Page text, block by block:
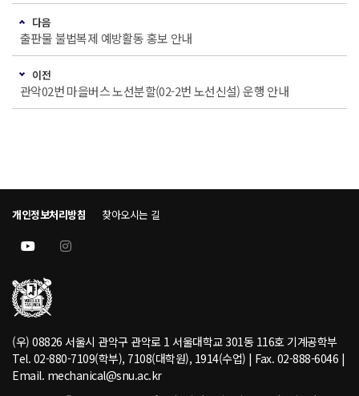
다음
출판물 불법복제 예방활동 홍보 안내
이전
관악02번 마을버스 노선분할(02-2번 노선신설) 운행 안내
개인정보처리방침 찾아오시는 길
(우) 08826 서울시 관악구 관악로 1 서울대학교 301동 116호 기계공학부
Tel. 02-880-7109(학부), 7108(대학원), 1914(수업) | Fax. 02-888-6046 |
Email. mechanical@snu.ac.kr